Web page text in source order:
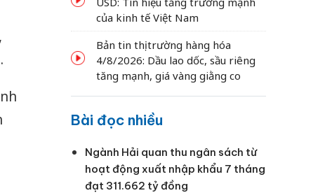
của kinh tế Việt Nam
Bản tin thị trường hàng hóa
4/8/2026: Dầu lao dốc, sầu riêng
tăng mạnh, giá vàng giằng co
Bài đọc nhiều
Ngành Hải quan thu ngân sách từ
hoạt động xuất nhập khẩu 7 tháng
đạt 311.662 tỷ đồng